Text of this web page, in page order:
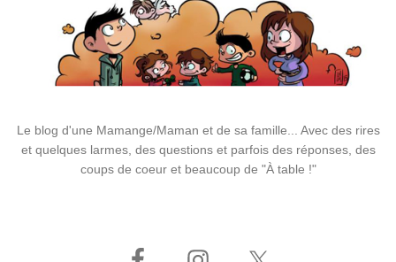
Le blog d'une Mamange/Maman et de sa famille... Avec des rires
et quelques larmes, des questions et parfois des réponses, des
coups de coeur et beaucoup de "À table !"